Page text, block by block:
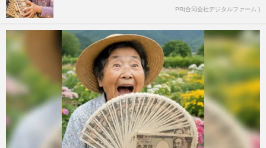
PR(合同会社デジタルファーム )